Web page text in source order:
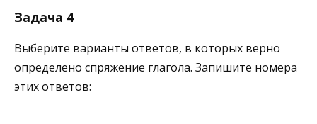
Задача 4
Выберите варианты ответов, в которых верно
определено спряжение глагола. Запишите номера
этих ответов: